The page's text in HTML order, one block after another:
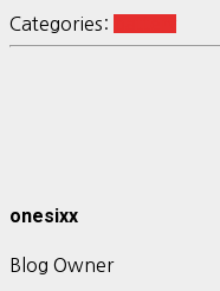
Categories:
onesixx
Blog Owner